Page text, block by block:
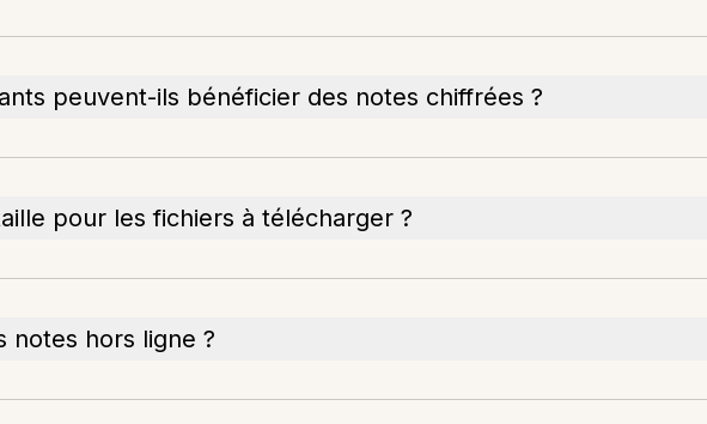
peuvent-ils bénéficier des notes chiffrées ?
pour les fichiers à télécharger ?
notes hors ligne ?